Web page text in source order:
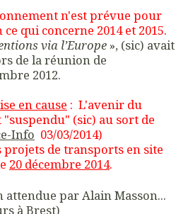
n'est prévue pour
qui concerne 2014 et 2015.
via l’Europe», (sic) avait
de la réunion de
2012.
en cause : L'avenir du
(sic) au sort de
Info 03/03/2014)
de transports en site
20 décembre 2014.
par Alain Masson...
à Brest)